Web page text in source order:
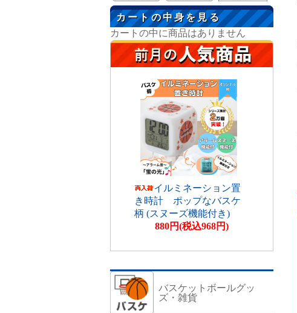
カートの中身を見る
カートの中に商品はありません
イルミネーション置
き時計 ポップなバスケ
柄 (スヌーズ機能付き)
880円(税込968円)
バスケットボールグッ
ズ・雑貨